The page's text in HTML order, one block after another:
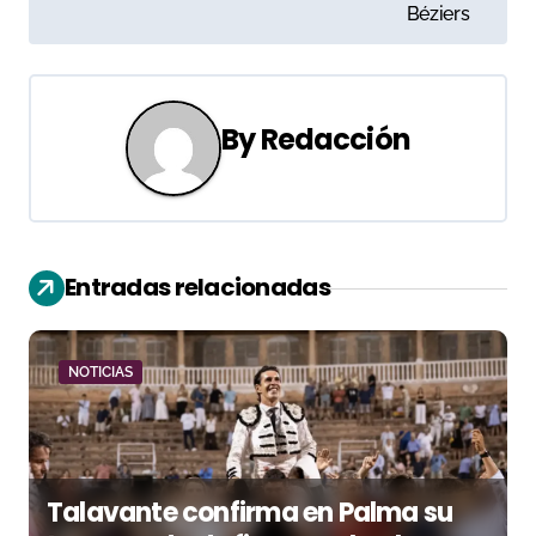
e
g
i
ó
n
d
e
e
Béziers
ByRedacción
Entradas relacionadas
NOTICIAS
Talavante confirma en Palma su